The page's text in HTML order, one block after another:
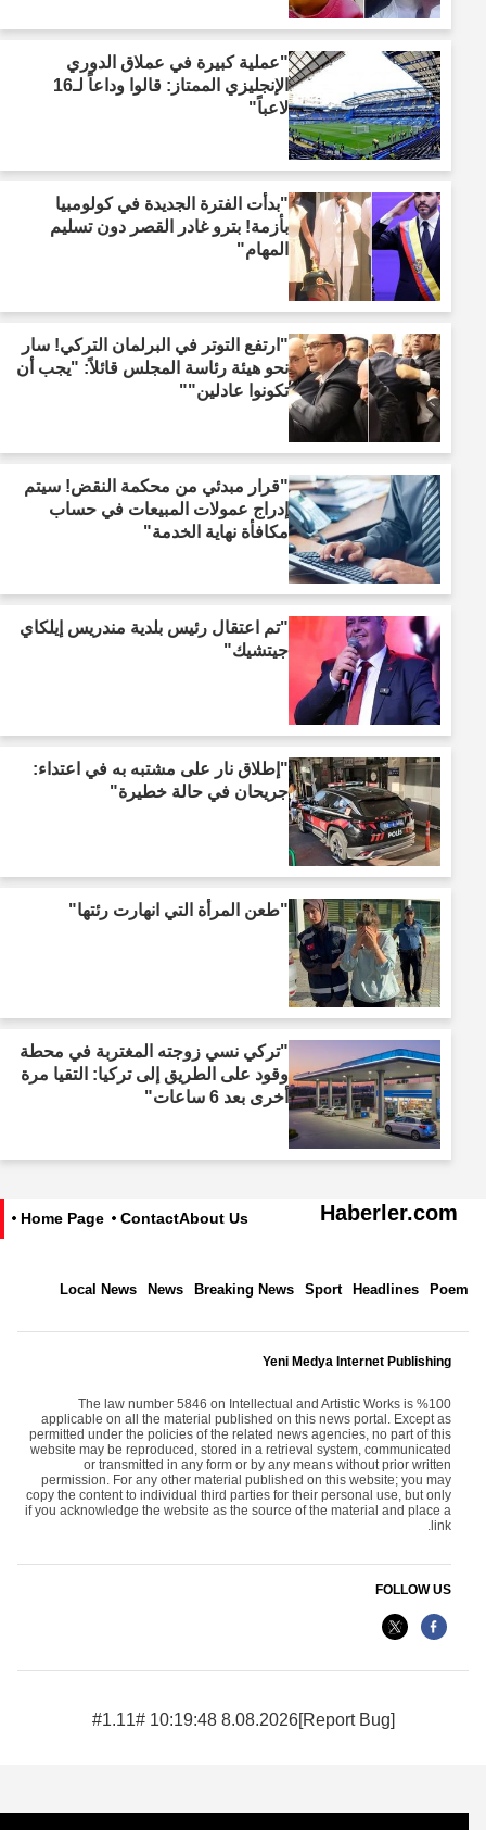
"عملية كبيرة في عملاق الدوري
الإنجليزي الممتاز: قالوا وداعاً لـ16
لاعباً"
"بدأت الفترة الجديدة في كولومبيا
بأزمة! بترو غادر القصر دون تسليم
المهام"
"ارتفع التوتر في البرلمان التركي! سار
نحو هيئة رئاسة المجلس قائلاً: "يجب أن
تكونوا عادلين""
"قرار مبدئي من محكمة النقض! سيتم
إدراج عمولات المبيعات في حساب
مكافأة نهاية الخدمة"
"تم اعتقال رئيس بلدية مندريس إيلكاي
جيتشيك"
"إطلاق نار على مشتبه به في اعتداء:
جريحان في حالة خطيرة"
"طعن المرأة التي انهارت رئتها"
"تركي نسي زوجته المغتربة في محطة
وقود على الطريق إلى تركيا: التقيا مرة
أخرى بعد 6 ساعات"
Haberler.com
About Us
Contact
Home Page
Poem
Headlines
Sport
Breaking News
News
Local News
Yeni Medya Internet Publishing
The law number 5846 on Intellectual and Artistic Works is %100
applicable on all the material published on this news portal. Except as
permitted under the policies of the related news agencies, no part of this
website may be reproduced, stored in a retrieval system, communicated
or transmitted in any form or by any means without prior written
permission. For any other material published on this website; you may
copy the content to individual third parties for their personal use, but only
if you acknowledge the website as the source of the material and place a
link.
FOLLOW US
8.08.2026 10:19:48 #1.11#